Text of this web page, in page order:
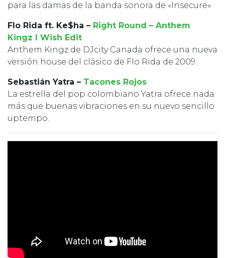
para las damas de la banda sonora de «Insecure».
Flo Rida ft. Ke$ha – Right Round – Anthem
Kingz I Wish Edit
Anthem Kingz de DJcity Canada ofrece una nueva
versión house del clásico de Flo Rida de 2009.
Sebastián Yatra – Tacones Rojos
La estrella del pop colombiano Yatra ofrece nada
más que buenas vibraciones en su nuevo sencillo
uptempo.